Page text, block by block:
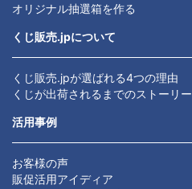
オリジナル抽選箱を作る
くじ販売.jpについて
くじ販売.jpが選ばれる4つの理由
くじが出荷されるまでのストーリー
活用事例
お客様の声
販促活用アイディア